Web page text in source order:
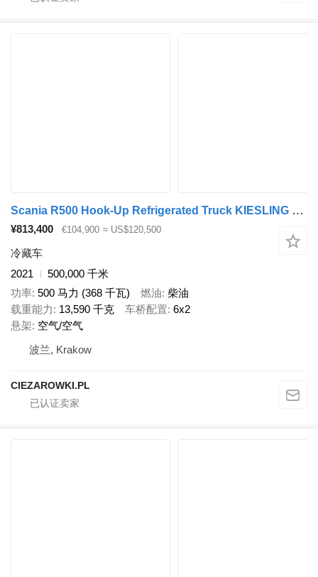
Scania R500 Hook-Up Refrigerated Truck KIESLING 20 EPAL / Carrier Supra
¥813,400 €104,900 ≈ US$120,500
冷藏车
2021
500,000 千米
功率 500 马力 (368 千瓦) 燃油 柴油
载重能力
13,590 千克 车桥配置 6x2
悬架 空气/空气
波兰, Krakow
CIEZAROWKI.PL